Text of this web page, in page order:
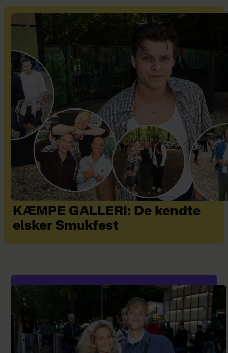
KÆMPE GALLERI: De kendte
elsker Smukfest